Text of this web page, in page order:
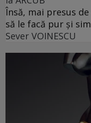
Însă, mai presus
să le facă pur și
Sever VOINESCU